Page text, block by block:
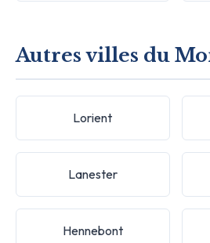
Autres villes du
Lorient
Lanester
Hennebont